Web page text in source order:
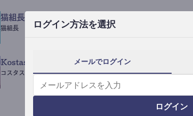
ログイン方法を選択
メールでログイン
ログイン
猫組長POST
猫組長
Kostas Beauty News
コスタス